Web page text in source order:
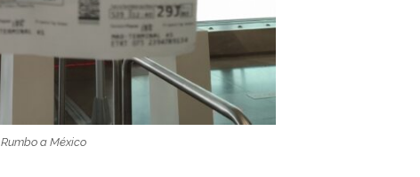
Rumbo a México